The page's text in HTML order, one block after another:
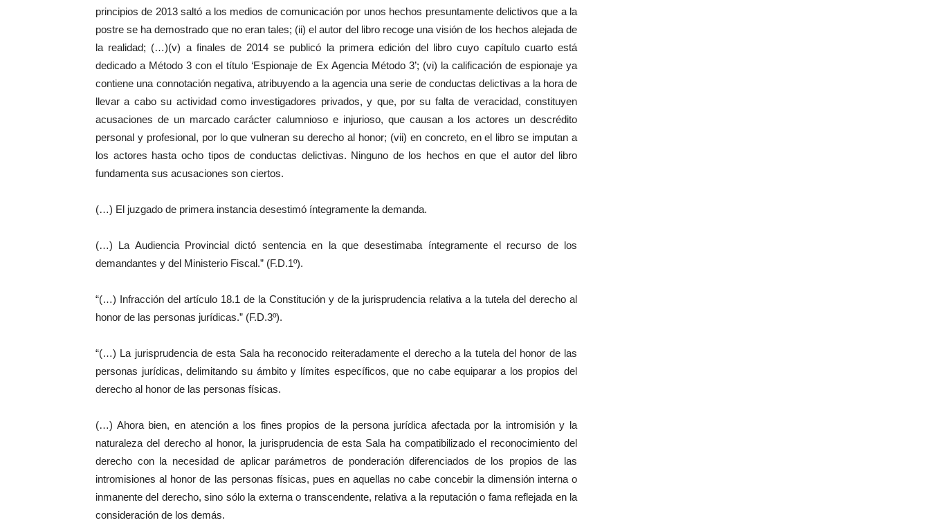
principios de 2013 saltó a los medios de comunicación por unos hechos presuntamente delictivos que a la
postre se ha demostrado que no eran tales; (ii) el autor del libro recoge una visión de los hechos alejada de
la realidad; (…)(v) a finales de 2014 se publicó la primera edición del libro cuyo capítulo cuarto está
dedicado a Método 3 con el título ‘Espionaje de Ex Agencia Método 3’; (vi) la calificación de espionaje ya
contiene una connotación negativa, atribuyendo a la agencia una serie de conductas delictivas a la hora de
llevar a cabo su actividad como investigadores privados, y que, por su falta de veracidad, constituyen
acusaciones de un marcado carácter calumnioso e injurioso, que causan a los actores un descrédito
personal y profesional, por lo que vulneran su derecho al honor; (vii) en concreto, en el libro se imputan a
los actores hasta ocho tipos de conductas delictivas. Ninguno de los hechos en que el autor del libro
fundamenta sus acusaciones son ciertos.
(…) El juzgado de primera instancia desestimó íntegramente la demanda.
(…) La Audiencia Provincial dictó sentencia en la que desestimaba íntegramente el recurso de los
demandantes y del Ministerio Fiscal.” (F.D.1º).
“(…) Infracción del artículo 18.1 de la Constitución y de la jurisprudencia relativa a la tutela del derecho al
honor de las personas jurídicas.” (F.D.3º).
“(…) La jurisprudencia de esta Sala ha reconocido reiteradamente el derecho a la tutela del honor de las
personas jurídicas, delimitando su ámbito y límites específicos, que no cabe equiparar a los propios del
derecho al honor de las personas físicas.
(…) Ahora bien, en atención a los fines propios de la persona jurídica afectada por la intromisión y la
naturaleza del derecho al honor, la jurisprudencia de esta Sala ha compatibilizado el reconocimiento del
derecho con la necesidad de aplicar parámetros de ponderación diferenciados de los propios de las
intromisiones al honor de las personas físicas, pues en aquellas no cabe concebir la dimensión interna o
inmanente del derecho, sino sólo la externa o transcendente, relativa a la reputación o fama reflejada en la
consideración de los demás.